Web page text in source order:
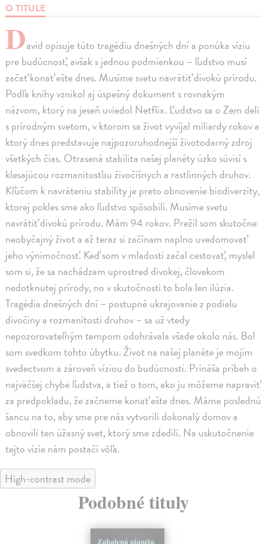
O TITULE
David opisuje túto tragédiu dnešných dní a ponúka víziu
pre budúcnosť, avšak s jednou podmienkou – ľudstvo musí
začať konať ešte dnes. Musíme svetu navrátiť divokú prírodu.
Podľa knihy vznikol aj úspešný dokument s rovnakým
názvom, ktorý na jeseň uviedol Netflix. Ľudstvo sa o Zem delí
s prírodným svetom, v ktorom sa život vyvíjal miliardy rokov a
ktorý dnes predstavuje najpozoruhodnejší životodarný zdroj
všetkých čias. Otrasená stabilita našej planéty úzko súvisí s
klesajúcou rozmanitosťou živočíšnych a rastlinných druhov.
Kľúčom k navráteniu stability je preto obnovenie biodiverzity,
ktorej pokles sme ako ľudstvo spôsobili. Musíme svetu
navrátiť divokú prírodu. Mám 94 rokov. Prežil som skutočne
neobyčajný život a až teraz si začínam naplno uvedomovať
jeho výnimočnosť. Keď som v mladosti začal cestovať, myslel
som si, že sa nachádzam uprostred divokej, človekom
nedotknutej prírody, no v skutočnosti to bola len ilúzia.
Tragédia dnešných dní – postupné ukrajovanie z podielu
divočiny a rozmanitosti druhov – sa už vtedy
nepozorovateľným tempom odohrávala všade okolo nás. Bol
som svedkom tohto úbytku. Život na našej planéte je mojím
svedectvom a zároveň víziou do budúcnosti. Prináša príbeh o
najväčšej chybe ľudstva, a tiež o tom, ako ju môžeme napraviť
za predpokladu, že začneme konať ešte dnes. Máme poslednú
šancu na to, aby sme pre nás vytvorili dokonalý domov a
obnovili ten úžasný svet, ktorý sme zdedili. Na uskutočnenie
tejto vízie nám postačí vôľa.
High-contrast mode
Podobné tituly